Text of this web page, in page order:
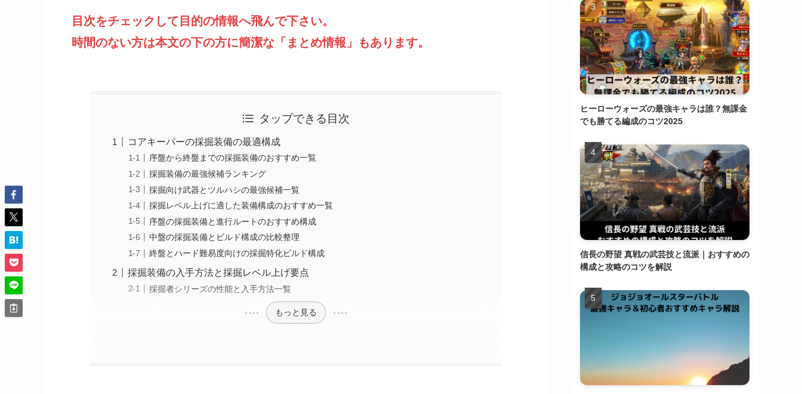
目次をチェックして目的の情報へ飛んで下さい。
時間のない方は本文の下の方に簡潔な「まとめ情報」もあります。
タップできる目次
コアキーパーの採掘装備の最適構成
序盤から終盤までの採掘装備のおすすめ一覧
採掘装備の最強候補ランキング
採掘向け武器とツルハシの最強候補一覧
採掘レベル上げに適した装備構成のおすすめ一覧
序盤の採掘装備と進行ルートのおすすめ構成
中盤の採掘装備とビルド構成の比較整理
終盤とハード難易度向けの採掘特化ビルド構成
採掘装備の入手方法と採掘レベル上げ要点
採掘者シリーズの性能と入手方法一覧
もっと見る
ヒーローウォーズの最強キャラは誰？無課金
でも勝てる編成のコツ2025
信長の野望 真戦の武芸技と流派｜おすすめの
構成と攻略のコツを解説